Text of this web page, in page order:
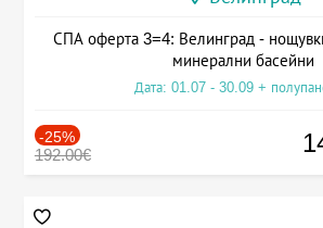
СПА оферта 3=4: Велинград -
минерални басейни
Дата: 01.07 - 30.09 +
-25%
192.00€